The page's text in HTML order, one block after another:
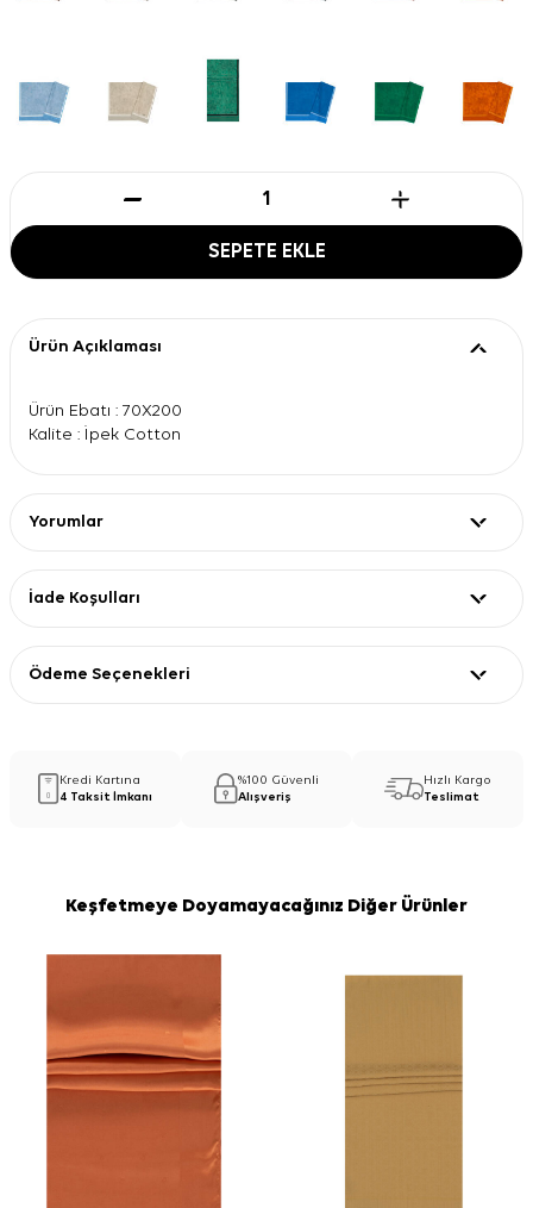
SEPETE EKLE
Ürün Açıklaması
Ürün Ebatı : 70X200
Kalite : İpek Cotton
Yorumlar
İade Koşulları
Ödeme Seçenekleri
Kredi Kartına
4 Taksit İmkanı
%100 Güvenli
Alışveriş
Hızlı Kargo
Teslimat
Keşfetmeye Doyamayacağınız Diğer Ürünler